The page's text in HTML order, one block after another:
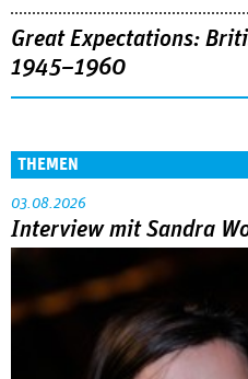
Great Expectations:
1945–1960
THEMEN
03.08.2026
Interview mit Sandra